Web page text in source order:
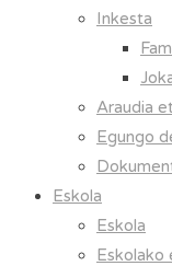
Inkesta
Araudia
Egungo
Eskola
Eskola
Eskolako